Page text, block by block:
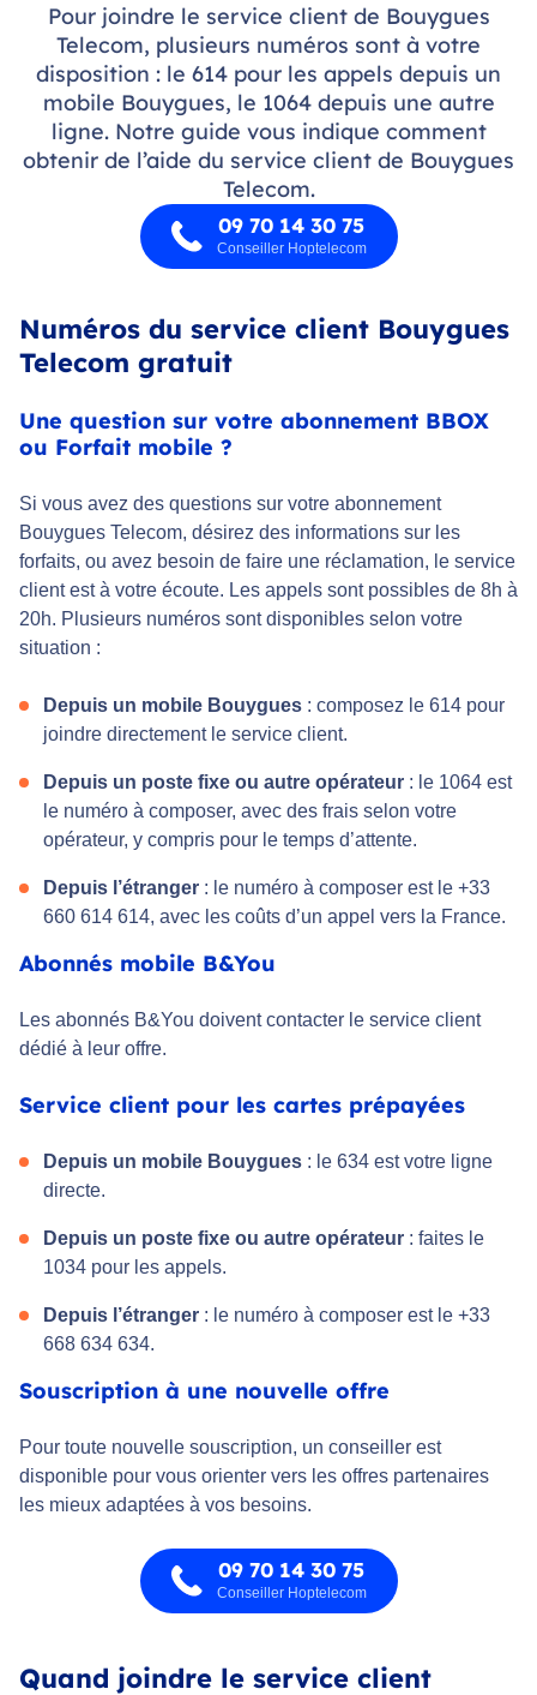
Pour joindre le service client de Bouygues
Telecom, plusieurs numéros sont à votre
disposition : le 614 pour les appels depuis un
mobile Bouygues, le 1064 depuis une autre
ligne. Notre guide vous indique comment
obtenir de l’aide du service client de Bouygues
Telecom.
09 70 14 30 75
Conseiller Hoptelecom
Numéros du service client Bouygues
Telecom gratuit
Une question sur votre abonnement BBOX
ou Forfait mobile ?
Si vous avez des questions sur votre abonnement
Bouygues Telecom, désirez des informations sur les
forfaits, ou avez besoin de faire une réclamation, le service
client est à votre écoute. Les appels sont possibles de 8h à
20h. Plusieurs numéros sont disponibles selon votre
situation :
Depuis un mobile Bouygues : composez le 614 pour
joindre directement le service client.
Depuis un poste fixe ou autre opérateur : le 1064 est
le numéro à composer, avec des frais selon votre
opérateur, y compris pour le temps d’attente.
Depuis l’étranger : le numéro à composer est le +33
660 614 614, avec les coûts d’un appel vers la France.
Abonnés mobile B&You
Les abonnés B&You doivent contacter le service client
dédié à leur offre.
Service client pour les cartes prépayées
Depuis un mobile Bouygues : le 634 est votre ligne
directe.
Depuis un poste fixe ou autre opérateur : faites le
1034 pour les appels.
Depuis l’étranger : le numéro à composer est le +33
668 634 634.
Souscription à une nouvelle offre
Pour toute nouvelle souscription, un conseiller est
disponible pour vous orienter vers les offres partenaires
les mieux adaptées à vos besoins.
09 70 14 30 75
Conseiller Hoptelecom
Quand joindre le service client